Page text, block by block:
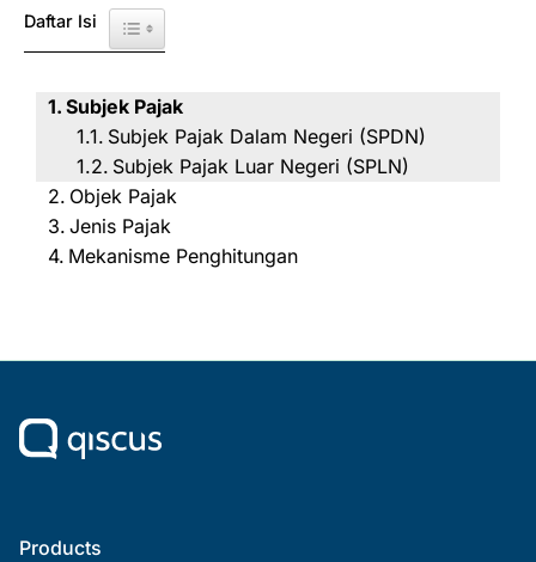
Daftar Isi Toggle Table of Content
Subjek Pajak
Subjek Pajak Dalam Negeri (SPDN)
Subjek Pajak Luar Negeri (SPLN)
Objek Pajak
Jenis Pajak
Mekanisme Penghitungan
Products